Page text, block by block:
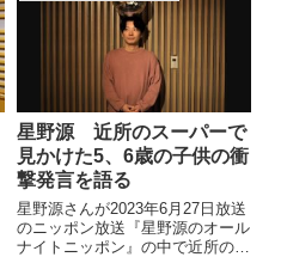
た。今夜の星野源のオールナイト
ニッポンは、ゲストに松重豊さん
が登場！交互に好きな音楽を流
星野源 近所のスーパーで
見かけた5、6歳の子供の衝
撃発言を語る
星野源さんが2023年6月27日放送
のニッポン放送『星野源のオール
ナイトニッポン』の中で近所のス